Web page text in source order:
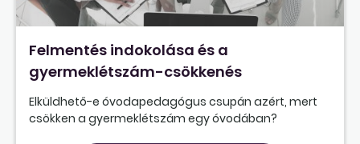
Felmentés indokolása és a
gyermeklétszám-csökkenés
Elküldhető-e óvodapedagógus csupán azért, mert
csökken a gyermeklétszám egy óvodában?